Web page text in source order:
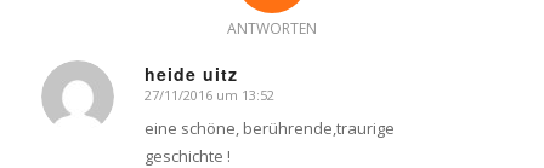
ANTWORTEN
heide uitz
says:
27/11/2016 um 13:52
eine schöne, berührende,traurige
geschichte !